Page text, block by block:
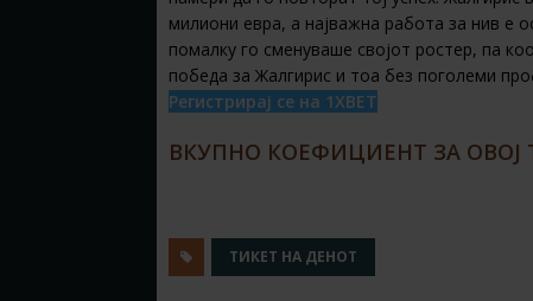
милиони евра, а најважна работа за нив е
помалку го сменуваше својот ростер, па
победа за Жалгирис и тоа без поголеми
Регистрирај се на 1XBET
ВКУПНО КОЕФИЦИЕНТ ЗА ОВОЈ
ТИКЕТ НА ДЕНОТ